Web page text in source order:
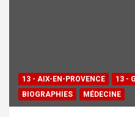
13 - AIX-EN-PROVENCE 13 -
BIOGRAPHIES
MÉDECINE